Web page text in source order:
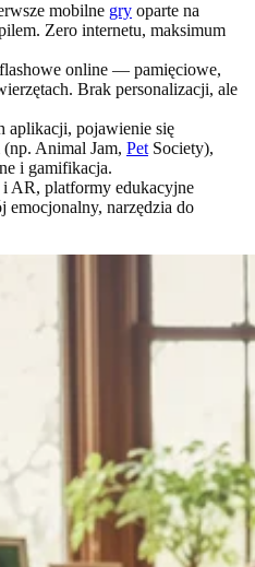
mobilne gry oparte na
Zero internetu, maksimum
flashowe online — pamięciowe,
Brak personalizacji, ale
aplikacji, pojawienie się
Animal Jam, Pet Society),
i gamifikacja.
AR, platformy edukacyjne
emocjonalny, narzędzia do